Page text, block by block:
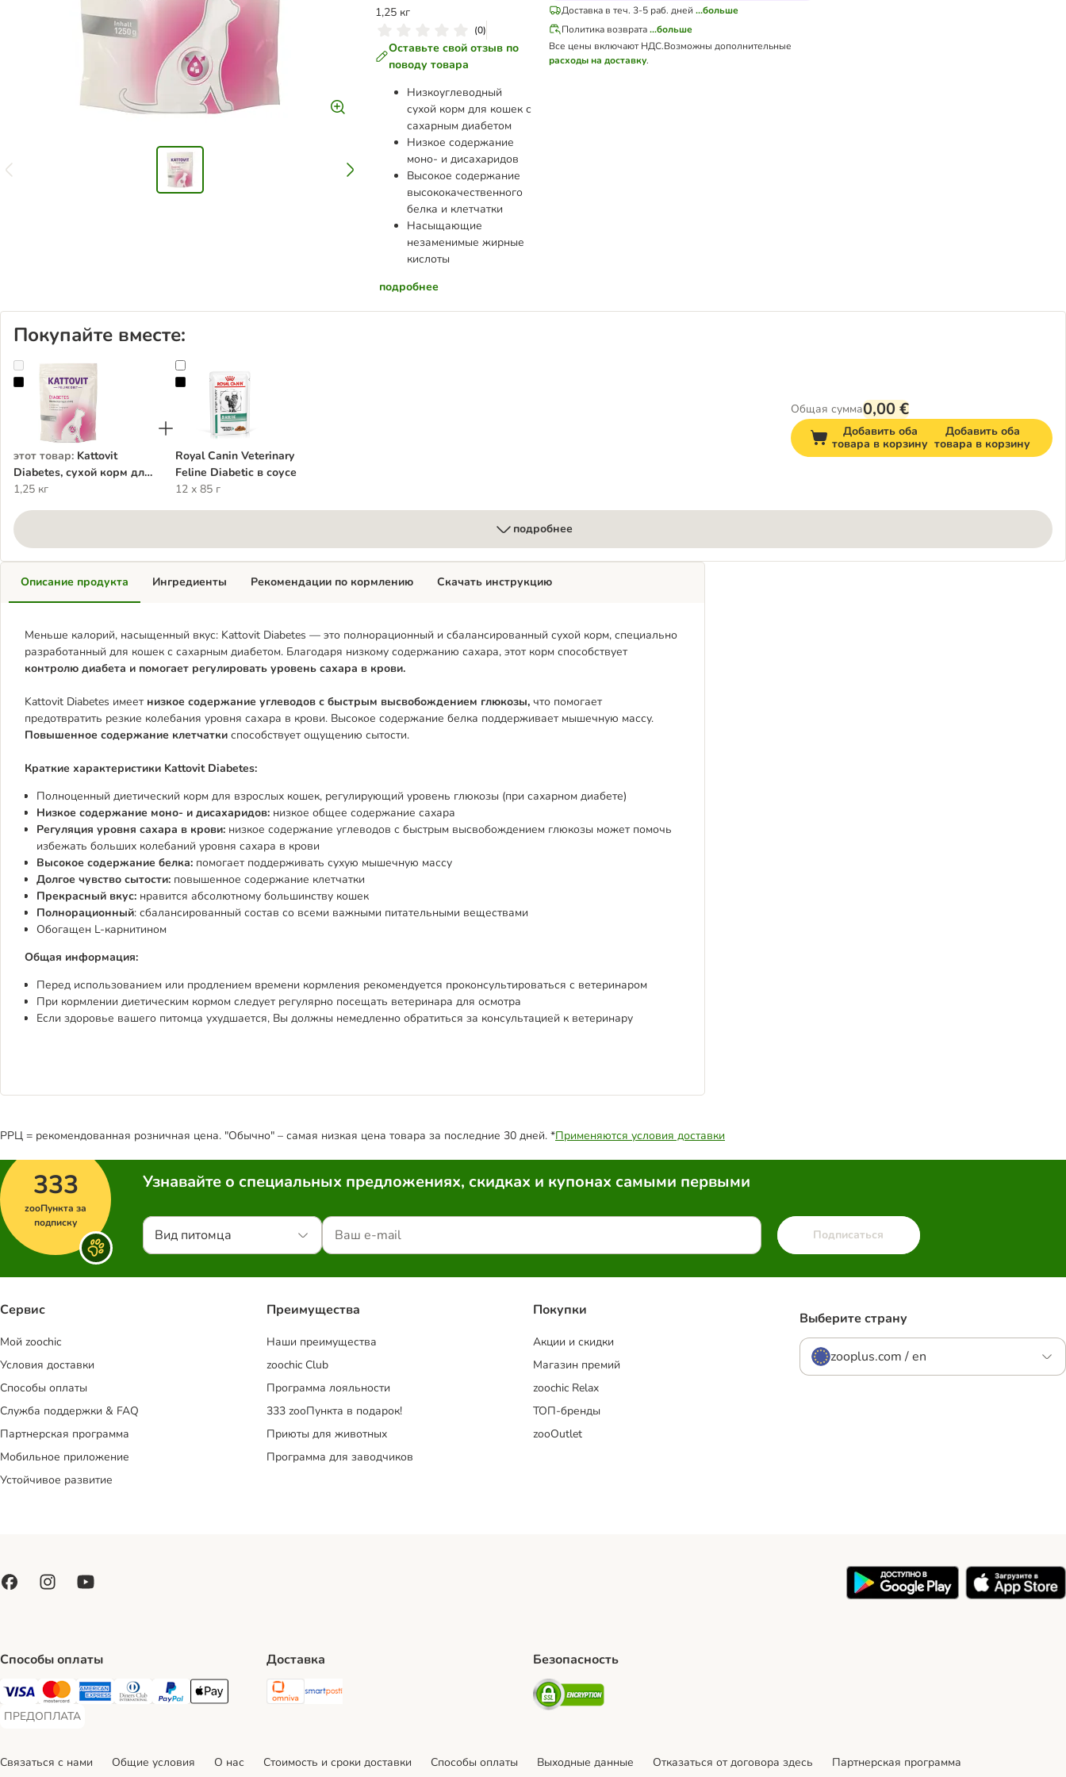
1,25 кг
(0)
Оставьте свой отзыв по
поводу товара
Низкоуглеводный
сухой корм для кошек с
сахарным диабетом
Низкое содержание
моно- и дисахаридов
Высокое содержание
высококачественного
белка и клетчатки
Насыщающие
незаменимые жирные
кислоты
подробнее
Доставка в теч. 3-5 раб. дней ...больше
Политика возврата ...больше
Все цены включают НДС.Возможны дополнительные
расходы на доставку.
Покупайте вместе:
Kattovit Diabetes, сухой корм для кошек
этот товар: Kattovit
Diabetes, сухой корм для
кошек
1,25 кг
Royal Canin Veterinary Feline Diabetic в соусе
Royal Canin Veterinary
Feline Diabetic в соусе
12 х 85 г
Общая сумма0,00 €
Добавить оба
товара в корзину
Добавить оба
товара в корзину
подробнее
Описание продукта
Меньше калорий, насыщенный вкус: Kattovit Diabetes — это полнорационный и сбалансированный сухой корм, специально
разработанный для кошек с сахарным диабетом. Благодаря низкому содержанию сахара, этот корм способствует
контролю диабета и помогает регулировать уровень сахара в крови.
Kattovit Diabetes имеет низкое содержание углеводов с быстрым высвобождением глюкозы, что помогает
предотвратить резкие колебания уровня сахара в крови. Высокое содержание белка поддерживает мышечную массу.
Повышенное содержание клетчатки способствует ощущению сытости.
Краткие характеристики Kattovit Diabetes:
Полноценный диетический корм для взрослых кошек, регулирующий уровень глюкозы (при сахарном диабете)
Низкое содержание моно- и дисахаридов: низкое общее содержание сахара
Регуляция уровня сахара в крови: низкое содержание углеводов с быстрым высвобождением глюкозы может помочь
избежать больших колебаний уровня сахара в крови
Высокое содержание белка: помогает поддерживать сухую мышечную массу
Долгое чувство сытости: повышенное содержание клетчатки
Прекрасный вкус: нравится абсолютному большинству кошек
Полнорационный: сбалансированный состав со всеми важными питательными веществами
Обогащен L-карнитином
Общая информация:
Перед использованием или продлением времени кормления рекомендуется проконсультироваться с ветеринаром
При кормлении диетическим кормом следует регулярно посещать ветеринара для осмотра
Если здоровье вашего питомца ухудшается, Вы должны немедленно обратиться за консультацией к ветеринару
Ингредиенты Рекомендации по кормлению Скачать инструкцию
РРЦ = рекомендованная розничная цена. "Обычно" – самая низкая цена товара за последние 30 дней. *Применяются условия доставки
333
zooПункта за
подписку
Узнавайте о специальных предложениях, скидках и купонах самыми первыми
Вид питомца Подписаться
Сервис
Mой zoochic
Условия доставки
Способы оплаты
Служба поддержки & FAQ
Партнерская программа
Мобильное приложение
Устойчивое развитие
Преимуществa
Наши преимущества
zoochic Club
Программа лояльности
333 zooПункта в подарок!
Приюты для животных
Программа для заводчиков
Покупки
Акции и скидки
Магазин премий
zoochic Relax
ТОП-бренды
zooOutlet
Выберите страну
zooplus.com / en
Способы оплаты
Visa Payment Method
Mastercard Payment Method
American Express Payment Method
Diners Club Payment Method
PayPal Payment Method
Apple Pay Payment Method
ПРЕДОПЛАТА
ПРЕДОПЛАТА Payment Method
Доставка
Omniva Shipping Method
SmartPosti Shipping Method
Безопасность
Security
Связаться с нами Общие условия О нас Стоимость и сроки доставки Cпособы оплаты Выходные данные Отказаться от договора здесь Партнерская программа